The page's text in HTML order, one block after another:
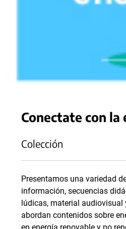
Conectate con la
Colección
Presentamos una variedad
información, secuencias
lúdicas, material audiovisual
abordan contenidos sobre